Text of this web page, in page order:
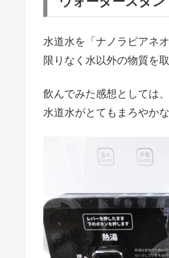
水道水を「ナノラピアネ
限りなく水以外の物質を
飲んでみた感想としては、
水道水がとてもまろやか